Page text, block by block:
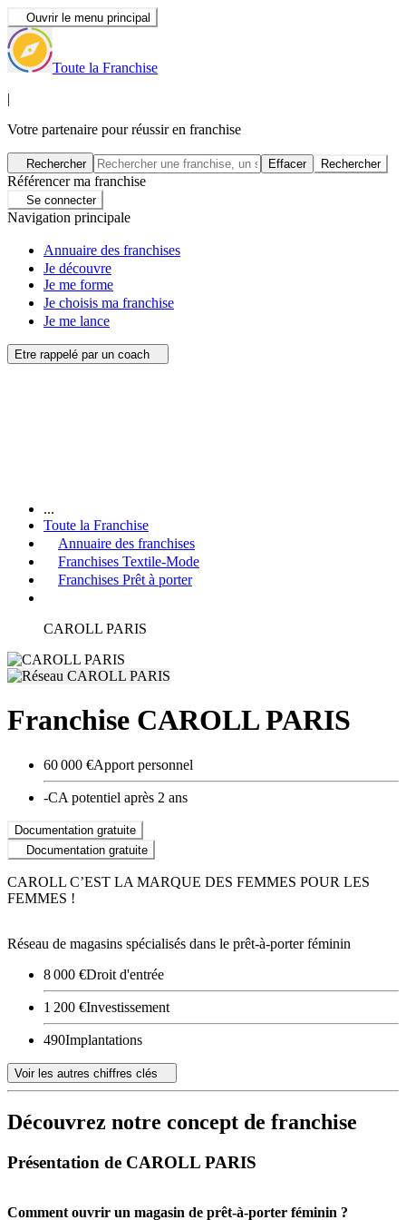
Ouvrir le menu principal
Toute la Franchise
|
Votre partenaire pour réussir en franchise
Rechercher Effacer Rechercher
Référencer ma franchise
Se connecter
Navigation principale
Annuaire des franchises
Je découvre
Je me forme
Je choisis ma franchise
Je me lance
Etre rappelé par un coach
...
Toute la Franchise
Annuaire des franchises
Franchises Textile-Mode
Franchises Prêt à porter
CAROLL PARIS
Franchise CAROLL PARIS
60 000 €Apport personnel
-CA potentiel après 2 ans
Documentation gratuite
Documentation gratuite
CAROLL C’EST LA MARQUE DES FEMMES POUR LES
FEMMES !
Réseau de magasins spécialisés dans le prêt-à-porter féminin
8 000 €Droit d'entrée
1 200 €Investissement
490Implantations
Voir les autres chiffres clés
Découvrez notre concept de franchise
Présentation de CAROLL PARIS
Comment ouvrir un magasin de prêt-à-porter féminin ?